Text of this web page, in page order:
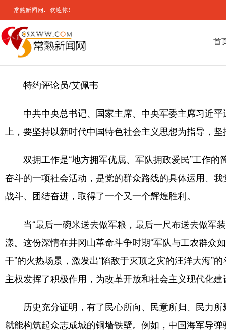
首
特约评论员/艾佩韦
中共中央总书记、国家主席、中央军委主席习近
上，要坚持以新时代中国特色社会主义思想为指导，
双拥工作是“地方拥军优属、军队拥政爱民”工作
奋斗的一项社会活动，是党的群众路线的具体运用、
战斗、团结奋进，取得了一个又一个辉煌胜利。
当“最后一碗米送去做军粮，最后一尺布送去做军
漾。这份深情在井冈山革命斗争时期“军队与工农群众
干”的火热场景，激发出“陷敌于灭顶之灾的汪洋大海”
主权发挥了积极作用，为改革开放和社会主义现代化
历史充分证明，有了民心所向、民意所归、民力
就能构筑起众志成城的铜墙铁壁。例如，中国海军导